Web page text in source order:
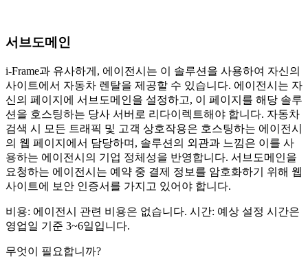
서브도메인
i-Frame과 유사하게, 에이전시는 이 솔루션을 사용하여 자신의
사이트에서 자동차 렌탈을 제공할 수 있습니다. 에이전시는 자
신의 페이지에 서브도메인을 설정하고, 이 페이지를 해당 솔루
션을 호스팅하는 당사 서버로 리다이렉트해야 합니다. 자동차
검색 시 모든 트래픽 및 고객 상호작용은 호스팅하는 에이전시
의 웹 페이지에서 담당하며, 솔루션의 외관과 느낌은 이를 사
용하는 에이전시의 기업 정체성을 반영합니다. 서브도메인을
요청하는 에이전시는 예약 중 결제 정보를 암호화하기 위해 웹
사이트에 보안 인증서를 가지고 있어야 합니다.
비용: 에이전시 관련 비용은 없습니다. 시간: 예상 설정 시간은
영업일 기준 3~6일입니다.
무엇이 필요합니까?